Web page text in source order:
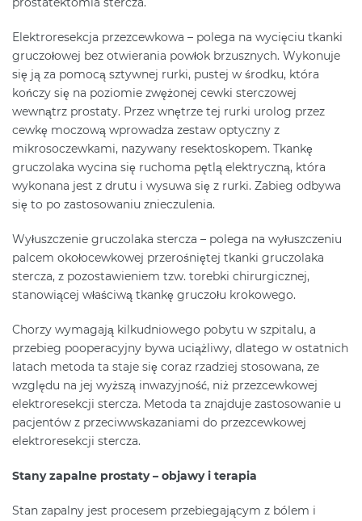
Elektroresekcja przezcewkowa – polega na wycięciu tkanki
gruczołowej bez otwierania powłok brzusznych. Wykonuje
się ją za pomocą sztywnej rurki, pustej w środku, która
kończy się na poziomie zwężonej cewki sterczowej
wewnątrz prostaty. Przez wnętrze tej rurki urolog przez
cewkę moczową wprowadza zestaw optyczny z
mikrosoczewkami, nazywany resektoskopem. Tkankę
gruczolaka wycina się ruchoma pętlą elektryczną, która
wykonana jest z drutu i wysuwa się z rurki. Zabieg odbywa
się to po zastosowaniu znieczulenia.
Wyłuszczenie gruczolaka stercza – polega na wyłuszczeniu
palcem okołocewkowej przerośniętej tkanki gruczolaka
stercza, z pozostawieniem tzw. torebki chirurgicznej,
stanowiącej właściwą tkankę gruczołu krokowego.
Chorzy wymagają kilkudniowego pobytu w szpitalu, a
przebieg pooperacyjny bywa uciążliwy, dlatego w ostatnich
latach metoda ta staje się coraz rzadziej stosowana, ze
względu na jej wyższą inwazyjność, niż przezcewkowej
elektroresekcji stercza. Metoda ta znajduje zastosowanie u
pacjentów z przeciwwskazaniami do przezcewkowej
elektroresekcji stercza.
Stany zapalne prostaty – objawy i terapia
Stan zapalny jest procesem przebiegającym z bólem i